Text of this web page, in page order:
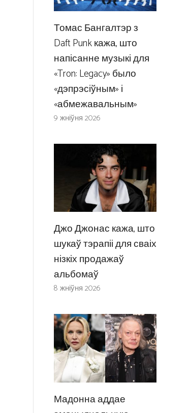
Томас Бангалтэр з
Daft Punk кажа, што
напісанне музыкі для
«Tron: Legacy» было
«дэпрэсіўным» і
«абмежавальным»
9 жніўня 2026
Джо Джонас кажа, што
шукаў тэрапіі для сваіх
нізкіх продажаў
альбомаў
8 жніўня 2026
Мадонна аддае